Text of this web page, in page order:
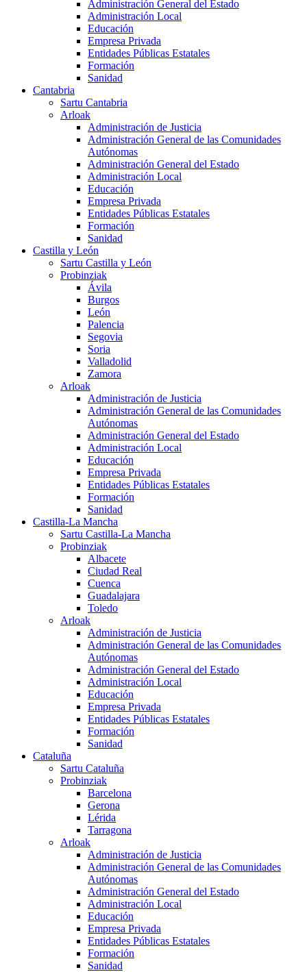
Administración General del Estado
Administración Local
Educación
Empresa Privada
Entidades Públicas Estatales
Formación
Sanidad
Cantabria
Sartu Cantabria
Arloak
Administración de Justicia
Administración General de las Comunidades
Autónomas
Administración General del Estado
Administración Local
Educación
Empresa Privada
Entidades Públicas Estatales
Formación
Sanidad
Castilla y León
Sartu Castilla y León
Probinziak
Ávila
Burgos
León
Palencia
Segovia
Soria
Valladolid
Zamora
Arloak
Administración de Justicia
Administración General de las Comunidades
Autónomas
Administración General del Estado
Administración Local
Educación
Empresa Privada
Entidades Públicas Estatales
Formación
Sanidad
Castilla-La Mancha
Sartu Castilla-La Mancha
Probinziak
Albacete
Ciudad Real
Cuenca
Guadalajara
Toledo
Arloak
Administración de Justicia
Administración General de las Comunidades
Autónomas
Administración General del Estado
Administración Local
Educación
Empresa Privada
Entidades Públicas Estatales
Formación
Sanidad
Cataluña
Sartu Cataluña
Probinziak
Barcelona
Gerona
Lérida
Tarragona
Arloak
Administración de Justicia
Administración General de las Comunidades
Autónomas
Administración General del Estado
Administración Local
Educación
Empresa Privada
Entidades Públicas Estatales
Formación
Sanidad